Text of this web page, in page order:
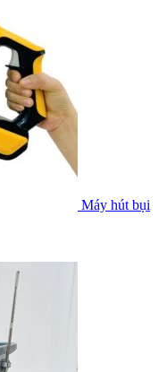
Máy hút bụi